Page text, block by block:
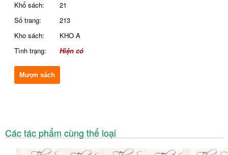
Khổ sách:
21
Số trang:
213
Kho sách:
KHO A
Tình trạng:
Hiện có
Mượn sách
Các tác phẩm cùng thể loại